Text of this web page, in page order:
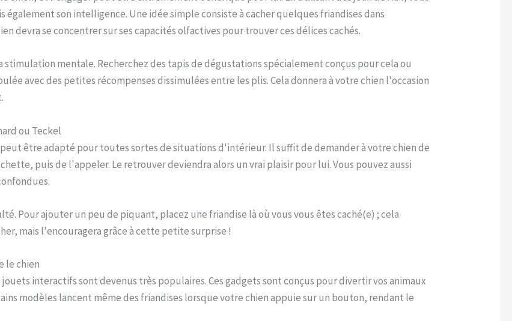
son intelligence. Une idée simple consiste à cacher quelques friandises dans
devra se concentrer sur ses capacités olfactives pour trouver ces délices cachés.
mentale. Recherchez des tapis de dégustations spécialement conçus pour cela ou
avec des petites récompenses dissimulées entre les plis. Cela donnera à votre chien l'occasion
ou Teckel
peut être adapté pour toutes sortes de situations d'intérieur. Il suffit de demander à votre chien de
puis de l'appeler. Le retrouver deviendra alors un vrai plaisir pour lui. Vous pouvez aussi
Pour ajouter un peu de piquant, placez une friandise là où vous vous êtes caché(e) ; cela
mais l'encouragera grâce à cette petite surprise !
le chien
interactifs sont devenus très populaires. Ces gadgets sont conçus pour divertir vos animaux
modèles lancent même des friandises lorsque votre chien appuie sur un bouton, rendant le